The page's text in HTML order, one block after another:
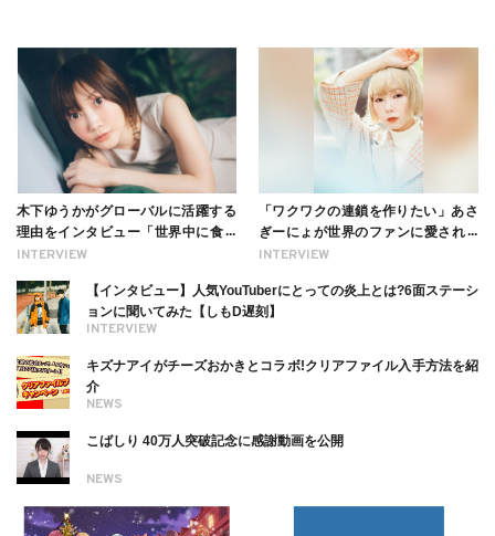
INTERVIEW
木下ゆうかがグローバルに活躍する
理由をインタビュー「世界中に食べ
る幸せを伝えたい」新事務所加入に
INTERVIEW
「ワクワクの連鎖を作りたい」あさ
ぎーにょが世界のファンに愛される
理由【インタビュー】
INTERVIEW
【インタビュー】人気YouTuberにとっての炎上とは?6面ステーシ
ョンに聞いてみた【しもD遅刻】
NEWS
キズナアイがチーズおかきとコラボ!クリアファイル入手方法を紹
介
NEWS
こばしり 40万人突破記念に感謝動画を公開